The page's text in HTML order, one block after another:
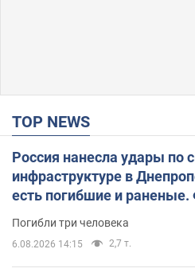
TOP NEWS
Россия нанесла удары по
инфраструктуре в
есть погибшие и раненые.
Погибли три человека
6.08.2026 14:15 2,7 т.